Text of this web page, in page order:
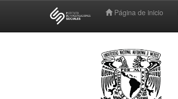
Página de inicio